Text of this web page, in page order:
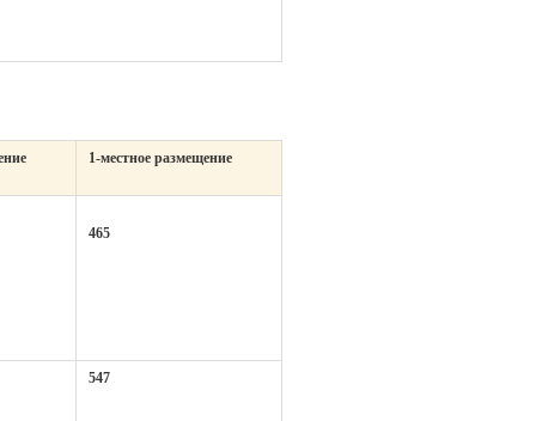
1-местное размещение
465
547